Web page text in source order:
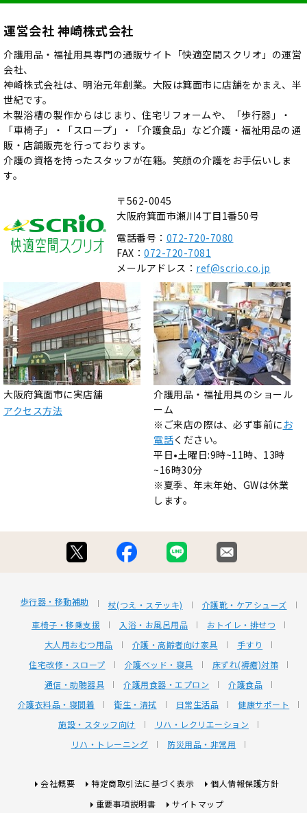
運営会社 神崎株式会社
介護用品・福祉用具専門の通販サイト「快適空間スクリオ」の運営
会社、
神崎株式会社は、明治元年創業。大阪は箕面市に店舗をかまえ、半
世紀です。
木製浴槽の製作からはじまり、住宅リフォームや、「歩行器」・
「車椅子」・「スロープ」・「介護食品」など介護・福祉用品の通
販・店舗販売を行っております。
介護の資格を持ったスタッフが在籍。笑顔の介護をお手伝いしま
す。
〒562-0045
大阪府箕面市瀬川4丁目1番50号
電話番号： 072-720-7080
FAX： 072-720-7081
メールアドレス： ref@scrio.co.jp
大阪府箕面市に実店舗
アクセス方法
介護用品・福祉用具のショール
ーム
※ご来店の際は、必ず事前に お
電話ください。
平日•土曜日:9時~11時、13時
~16時30分
※夏季、年末年始、GWは休業
します。
歩行器・移動補助 杖(つえ・ステッキ)
介護靴・ケアシューズ
車椅子・移乗支援
入浴・お風呂用品
おトイレ・排せつ
大人用おむつ用品
介護・高齢者向け家具
手すり
住宅改修・スロープ
介護ベッド・寝具
床ずれ(褥瘡)対策
通信・助聴器具
介護用食器・エプロン
介護食品
介護衣料品・寝間着
衛生・清拭 日常生活品
健康サポート
施設・スタッフ向け
リハ・レクリエーション
リハ・トレーニング
防災用品・非常用
会社概要 特定商取引法に基づく表示
個人情報保護方針
重要事項説明書
サイトマップ